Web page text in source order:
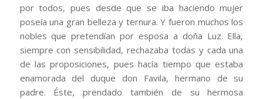
por todos, pues desde que se iba haciendo mujer
poseía una gran belleza y ternura. Y fueron muchos los
nobles que pretendían por esposa a doña Luz. Ella,
siempre con sensibilidad, rechazaba todas y cada una
de las proposiciones, pues hacía tiempo que estaba
enamorada del duque don Favila, hermano de su
padre. Éste, prendado también de su hermosa